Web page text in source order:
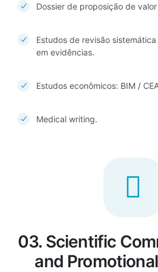
Dossier de proposição de valor
Estudos de revisão
em evidências.
Estudos econômicos: BIM /
Medical writing.
03. Scientific
and